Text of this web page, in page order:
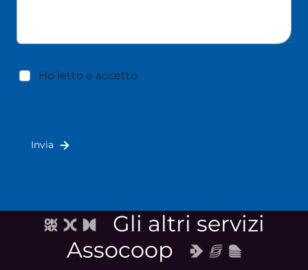
Ho letto e accetto
Gli altri servizi
Assocoop